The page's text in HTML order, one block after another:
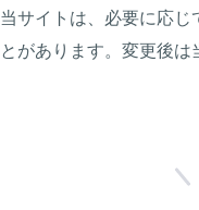
当サイトは、必要に応じ
とがあります。変更後は